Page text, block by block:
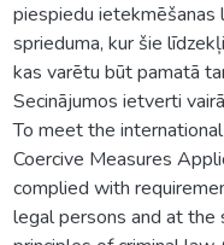
piespiedu ietekmēšanas
sprieduma, kur šie
kas varētu būt pamatā
Secinājumos ietverti
To meet the
Coercive Measures
complied with
legal persons and at